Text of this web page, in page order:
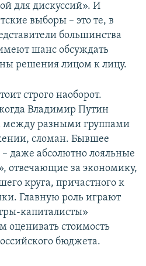
для дискуссий». И
выборы – это те, в
большинства
шанс обсуждать
решения лицом к лицу.
строго наоборот.
Владимир Путин
между разными группами
сломан. Бывшее
даже абсолютно лояльные
отвечающие за экономику,
круга, причастного к
Главную роль играют
капиталисты»
оценивать стоимость
бюджета.